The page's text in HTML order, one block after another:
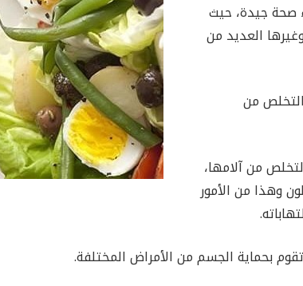
صحة جيدة، حيث
العديد من
من
من آلامها،
وهذا من الأمور
بحماية الجسم من الأمراض المختلفة.